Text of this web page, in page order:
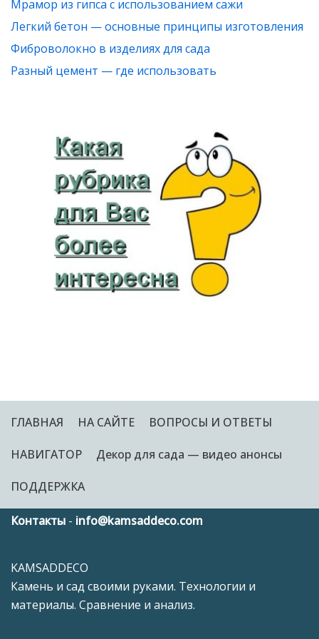
Мрамор из гипса с использованием сажи
Легкий бетон — основные принципы изготовления
Фиброволокно в изделиях для сада
Разный цемент — где использовать
ГЛАВНАЯ НА САЙТЕ ВОПРОСЫ И ОТВЕТЫ
НАВИГАТОР Декор для сада — видео анонсы
ПОДДЕРЖКА
Контакты - info@kamsaddeco.com
KAMSADDECO
Камень и сад своими руками. Технологии и
материалы. Сравнение и анализ.